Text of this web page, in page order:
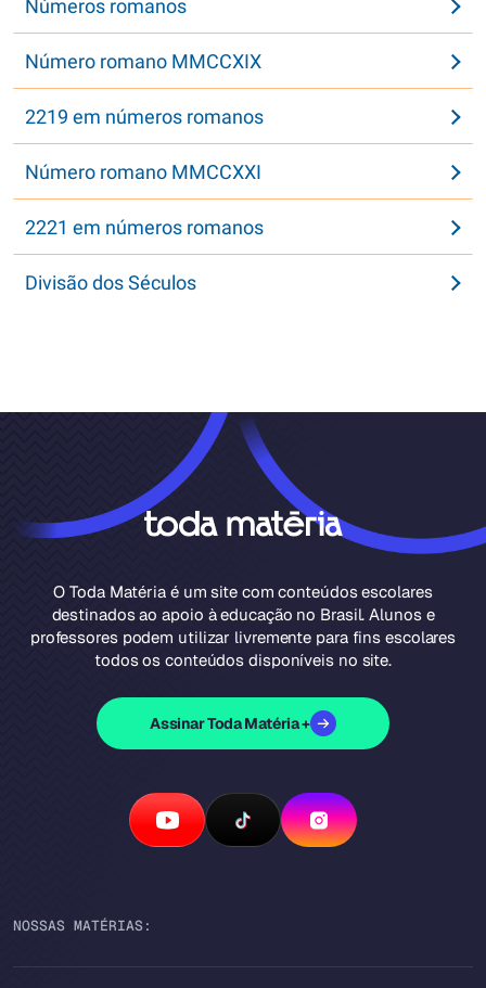
Números romanos
Número romano MMCCXIX
2219 em números romanos
Número romano MMCCXXI
2221 em números romanos
Divisão dos Séculos
O Toda Matéria é um site com conteúdos escolares
destinados ao apoio à educação no Brasil. Alunos e
professores podem utilizar livremente para fins escolares
todos os conteúdos disponíveis no site.
Assinar Toda Matéria +
NOSSAS MATÉRIAS: